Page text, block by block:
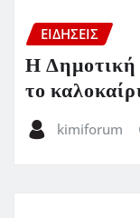
ΕΙΔΗΣΕΙΣ
Η Δημοτική
το
kimiforum